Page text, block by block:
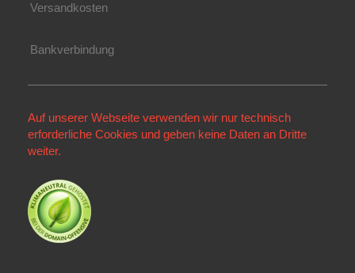
Versandkosten
Bankverbindung
Auf unserer Webseite verwenden wir nur technisch
erforderliche Cookies und geben keine Daten an Dritte
weiter.